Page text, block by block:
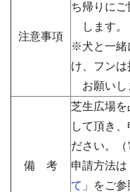
注意事項
ち帰りに
します。
※犬と一緒
け、フンは
お願いし
備 考
芝生広場
して頂き
ださい。
申請方法は
て 」をご参